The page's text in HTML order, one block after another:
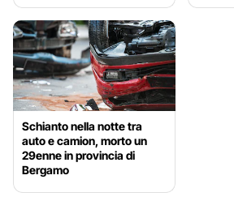
Schianto nella notte tra
auto e camion, morto un
29enne in provincia di
Bergamo